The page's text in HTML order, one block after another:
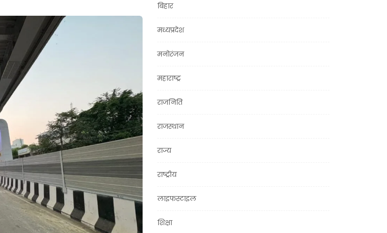
बिहार
मध्यप्रदेश
मनोरंजन
महाराष्ट्र
राजनिति
राजस्थान
राज्य
राष्ट्रीय
लाइफस्टाइल
शिक्षा